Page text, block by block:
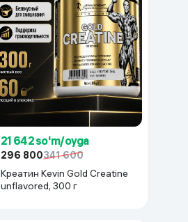
21 642 so'm/oyga
296 800341 600
Креатин Kevin Gold Creatine
unflavored, 300 г